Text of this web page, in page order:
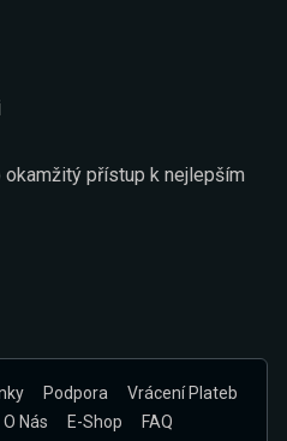
přístup k nejlepším
Podpora
Vrácení Plateb
O Nás E-Shop FAQ